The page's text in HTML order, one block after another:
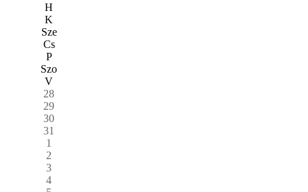
H
K
Sze
Cs
P
Szo
V
28
29
30
31
1
2
3
4